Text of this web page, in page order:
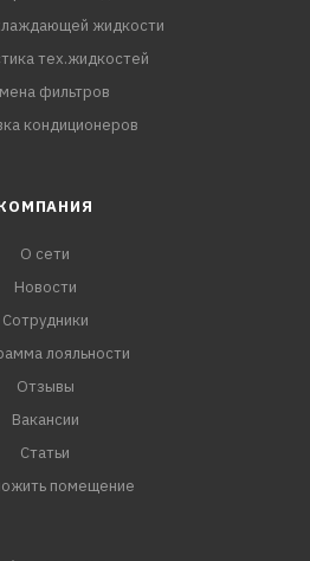
жидкости
тех.жидкостей
фильтров
кондиционеров
О сети
Новости
Сотрудники
лояльности
Отзывы
Вакансии
Статьи
помещение